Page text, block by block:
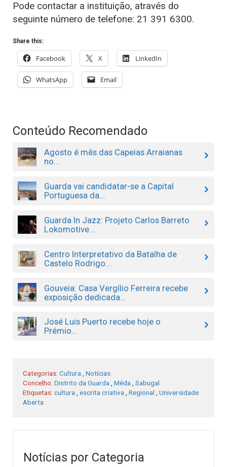
Pode contactar a instituição, através do
seguinte número de telefone: 21 391 6300.
Share this:
Facebook X LinkedIn
WhatsApp Email
Conteúdo Recomendado
Agosto é mês das Capeias Arraianas
no...
Guarda vai candidatar-se a Capital
Portuguesa da...
Guarda In Jazz: Projeto Carlos Barreto
Lokomotive...
Centro Interpretativo da Batalha de
Castelo Rodrigo...
Gouveia: Casa Vergílio Ferreira recebe
exposição dedicada...
José Luis Puerto recebe hoje o
Prémio...
Categorias: Cultura
Notícias
Concelho: Distrito da Guarda Mêda
Sabugal
Etiquetas: cultura escrita criativa Regional
Universidade
Aberta
Notícias por Categoria